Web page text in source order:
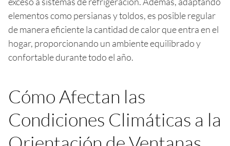
elementos como persianas y toldos, es posible regular
de manera eficiente la cantidad de calor que entra en el
hogar, proporcionando un ambiente equilibrado y
confortable durante todo el año.
Cómo Afectan las
Condiciones Climáticas a la